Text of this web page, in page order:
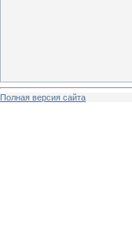
Полная версия сайта